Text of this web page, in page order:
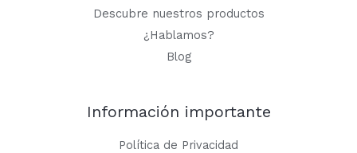
Descubre nuestros productos
¿Hablamos?
Blog
Información importante
Política de Privacidad